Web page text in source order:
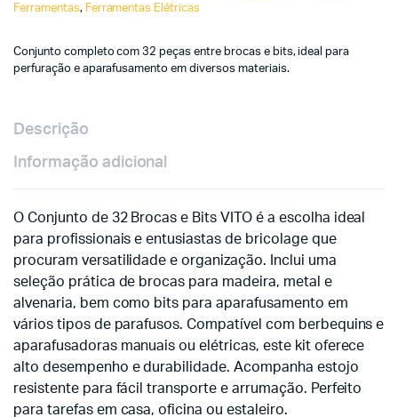
Ferramentas, Ferramentas Elétricas
Conjunto completo com 32 peças entre brocas e bits, ideal para
perfuração e aparafusamento em diversos materiais.
Descrição
Informação adicional
O Conjunto de 32 Brocas e Bits VITO é a escolha ideal
para profissionais e entusiastas de bricolage que
procuram versatilidade e organização. Inclui uma
seleção prática de brocas para madeira, metal e
alvenaria, bem como bits para aparafusamento em
vários tipos de parafusos. Compatível com berbequins e
aparafusadoras manuais ou elétricas, este kit oferece
alto desempenho e durabilidade. Acompanha estojo
resistente para fácil transporte e arrumação. Perfeito
para tarefas em casa, oficina ou estaleiro.